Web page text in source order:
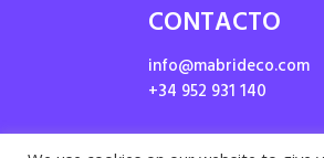
CONTACTO
info@mabrideco.com
+34 952 931 140